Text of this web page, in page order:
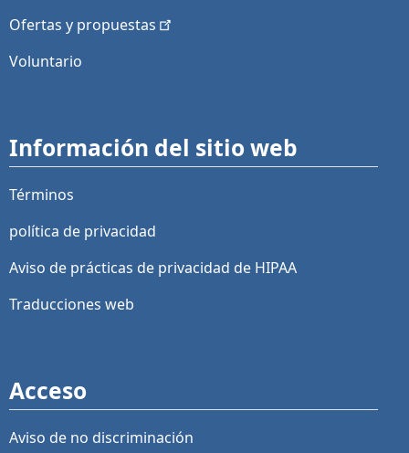
Ofertas y propuestas
Voluntario
Información del sitio web
Términos
política de privacidad
Aviso de prácticas de privacidad de HIPAA
Traducciones web
Acceso
Aviso de no discriminación